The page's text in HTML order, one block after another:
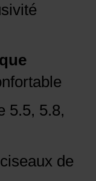
5.5, 5.8,
de